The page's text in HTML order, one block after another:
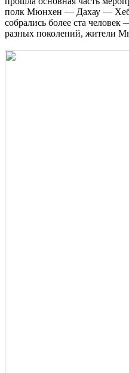
полк Мюнхен — Дахау —
собрались более ста
разных поколений, жители